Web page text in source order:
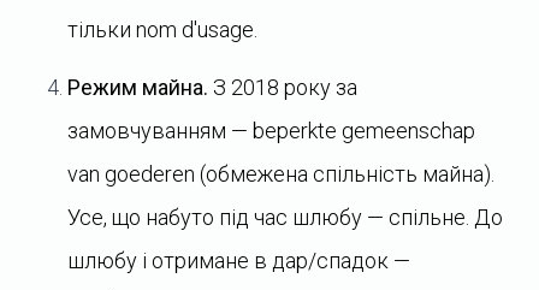
тільки nom d'usage.
Режим майна. З 2018 року за
замовчуванням — beperkte gemeenschap
van goederen (обмежена спільність майна).
Усе, що набуто під час шлюбу — спільне. До
шлюбу і отримане в дар/спадок —